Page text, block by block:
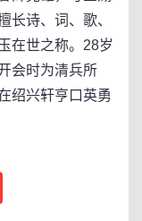
长诗、词、歌、
在世之称。28岁
会时为清兵所
绍兴轩亨口英勇